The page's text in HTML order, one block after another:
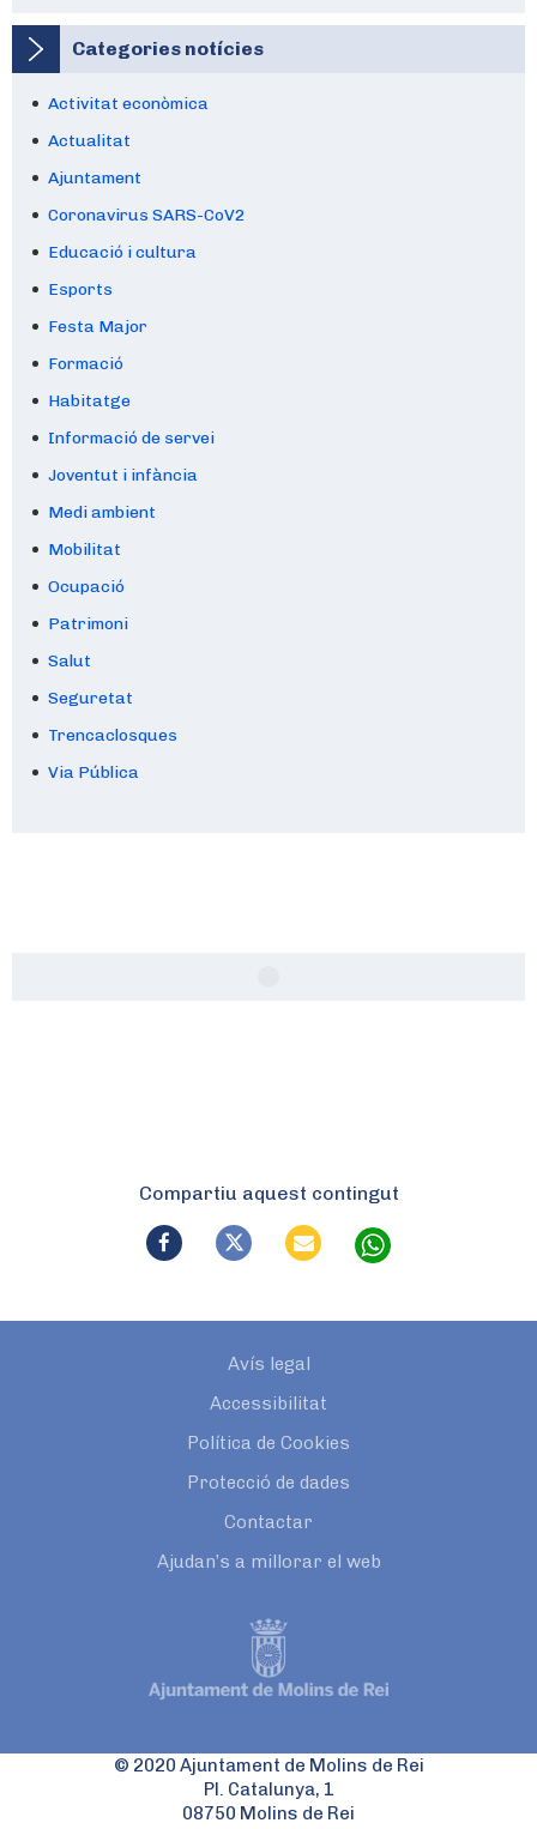
Categories notícies
Activitat econòmica
Actualitat
Ajuntament
Coronavirus SARS-CoV2
Educació i cultura
Esports
Festa Major
Formació
Habitatge
Informació de servei
Joventut i infància
Medi ambient
Mobilitat
Ocupació
Patrimoni
Salut
Seguretat
Trencaclosques
Via Pública
Compartiu aquest contingut
Avís legal
Accessibilitat
Política de Cookies
Protecció de dades
Contactar
Ajudan’s a millorar el web
© 2020 Ajuntament de Molins de Rei
Pl. Catalunya, 1
08750 Molins de Rei